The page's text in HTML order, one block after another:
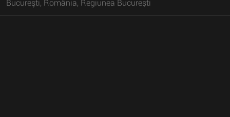
Bucureşti, România, Regiunea București